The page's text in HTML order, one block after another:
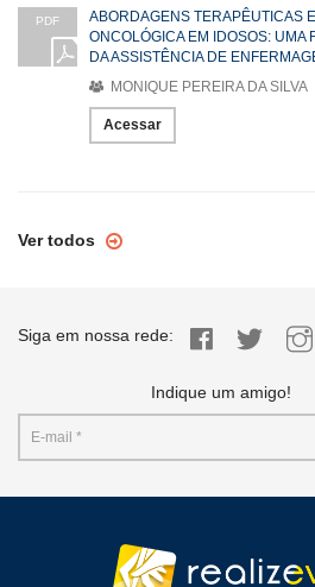
PDF
ABORDAGENS TERAPÊUTICAS
ONCOLÓGICA EM IDOSOS: UMA
DA ASSISTÊNCIA DE
MONIQUE PEREIRA DA SILVA
Acessar
Ver todos
Siga em nossa rede:
Indique um amigo!